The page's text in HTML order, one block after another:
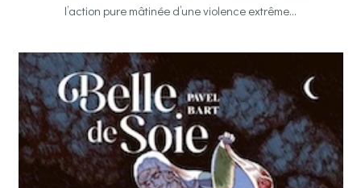
l’action pure mâtinée d’une violence extrême…